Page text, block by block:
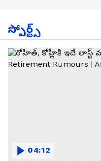
స్పోర్ట్స్
04:12